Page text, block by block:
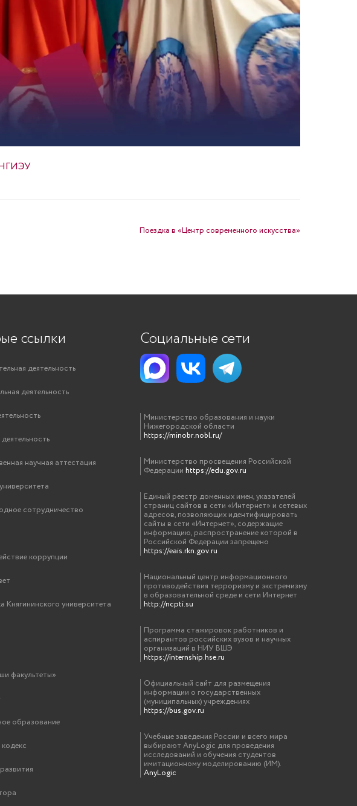
Поездка в «Центр современного искусства»
ссылки
деятельность
деятельность
научная аттестация
сотрудничество
коррупции
Княгининского университета
факультеты»
образование
Социальные сети
Министерство образования и науки
Нижегородской области
https://minobr.nobl.ru/
Министерство просвещения Российской
Федерации https://edu.gov.ru
Единый реестр доменных имен, указателей
страниц сайтов в сети «Интернет» и сетевых
адресов, позволяющих идентифицировать
сайты в сети «Интернет», содержащие
информацию, распространение которой в
Российской Федерации запрещено
https://eais.rkn.gov.ru
Национальный центр информационного
противодействия терроризму и экстремизму
в образовательной среде и сети Интернет
http://ncpti.su
Программа стажировок работников и
аспирантов российских вузов и научных
организаций в НИУ ВШЭ
https://internship.hse.ru
Официальный сайт для размещения
информации о государственных
(муниципальных) учреждениях
https://bus.gov.ru
Учебные заведения России и всего мира
выбирают AnyLogic для проведения
исследований и обучения студентов
имитационному моделированию (ИМ).
AnyLogic